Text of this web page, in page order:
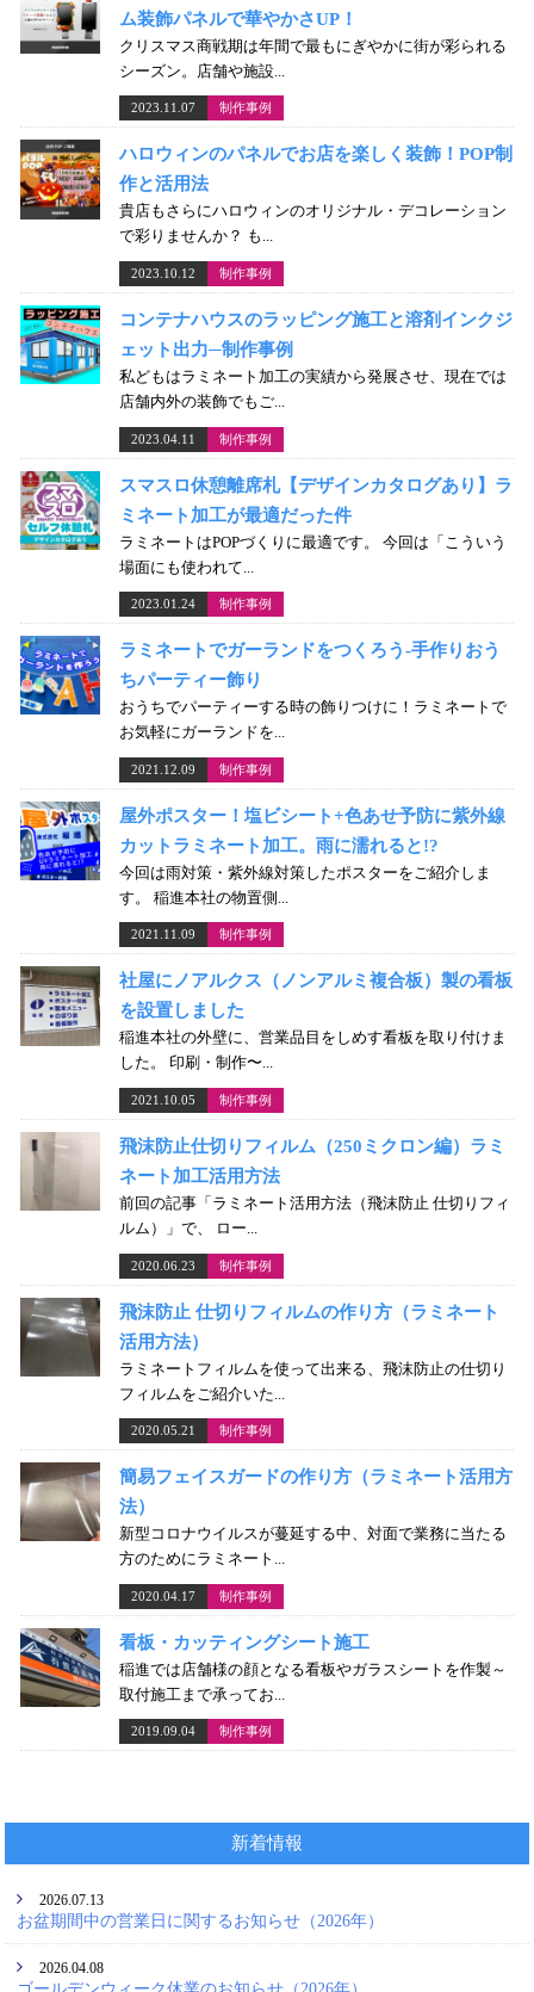
ム装飾パネルで華やかさUP！
クリスマス商戦期は年間で最もにぎやかに街が彩られる
シーズン。店舗や施設...
2023.11.07 制作事例
ハロウィンのパネルでお店を楽しく装飾！POP制
作と活用法
貴店もさらにハロウィンのオリジナル・デコレーション
で彩りませんか？ も...
2023.10.12 制作事例
コンテナハウスのラッピング施工と溶剤インクジ
ェット出力─制作事例
私どもはラミネート加工の実績から発展させ、現在では
店舗内外の装飾でもご...
2023.04.11 制作事例
スマスロ休憩離席札【デザインカタログあり】ラ
ミネート加工が最適だった件
ラミネートはPOPづくりに最適です。 今回は「こういう
場面にも使われて...
2023.01.24 制作事例
ラミネートでガーランドをつくろう-手作りおう
ちパーティー飾り
おうちでパーティーする時の飾りつけに！ラミネートで
お気軽にガーランドを...
2021.12.09 制作事例
屋外ポスター！塩ビシート+色あせ予防に紫外線
カットラミネート加工。雨に濡れると!?
今回は雨対策・紫外線対策したポスターをご紹介しま
す。 稲進本社の物置側...
2021.11.09 制作事例
社屋にノアルクス（ノンアルミ複合板）製の看板
を設置しました
稲進本社の外壁に、営業品目をしめす看板を取り付けま
した。 印刷・制作〜...
2021.10.05 制作事例
飛沫防止仕切りフィルム（250ミクロン編）ラミ
ネート加工活用方法
前回の記事「ラミネート活用方法（飛沫防止 仕切りフィ
ルム）」で、 ロー...
2020.06.23 制作事例
飛沫防止 仕切りフィルムの作り方（ラミネート
活用方法）
ラミネートフィルムを使って出来る、飛沫防止の仕切り
フィルムをご紹介いた...
2020.05.21 制作事例
簡易フェイスガードの作り方（ラミネート活用方
法）
新型コロナウイルスが蔓延する中、対面で業務に当たる
方のためにラミネート...
2020.04.17 制作事例
看板・カッティングシート施工
稲進では店舗様の顔となる看板やガラスシートを作製～
取付施工まで承ってお...
2019.09.04 制作事例
新着情報
2026.07.13
お盆期間中の営業日に関するお知らせ（2026年）
2026.04.08